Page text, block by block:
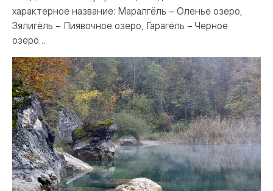
характерное название: Маралгёль – Оленье озеро,
Зялигёль – Пиявочное озеро, Гарагёль – Черное
озеро…